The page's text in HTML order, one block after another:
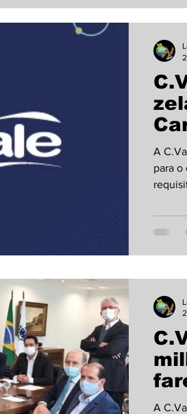
Informe Publicitário
A
para o
A